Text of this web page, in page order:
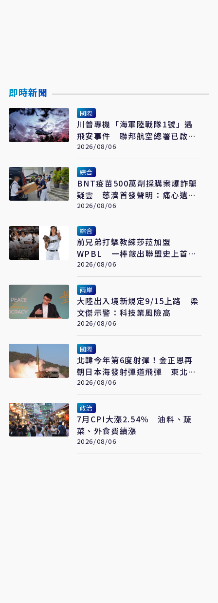
即時新聞
國際
川普專機「海軍陸戰隊1號」遇
飛安事件 聯邦航空總署已啟動
調查
2026/08/06
綜合
BNT疫苗500萬劑採購案爆詐騙
疑雲 慈濟首發聲明：痛心遺
憾 配合司法將追究權益
2026/08/06
綜合
前兄弟打擊教練莎菈加盟
WPBL 一棒敲出聯盟史上首支
滿貫砲
2026/08/06
兩岸
大陸出入境新規定9/15上路 梁
文傑示警：科技業風險高
2026/08/06
國際
北韓今年第6度射彈！金正恩再
朝日本海發射彈道飛彈 東北亞
局勢再升溫
2026/08/06
政治
7月CPI大漲2.54％ 油料、蔬
菜、外食費續漲
2026/08/06